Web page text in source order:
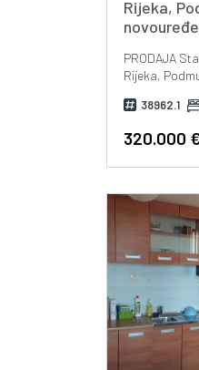
Rijeka,
PRODAJA
Rijeka,
38962.1
320.000